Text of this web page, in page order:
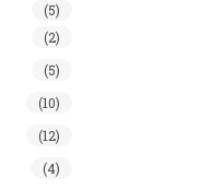
(5)
(2)
(5)
(10)
(12)
(4)